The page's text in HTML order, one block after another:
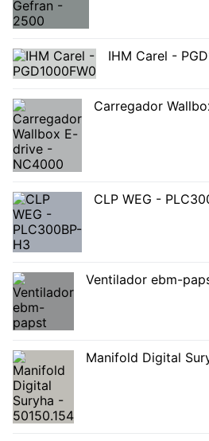
IHM Carel -
Carregador
CLP WEG -
Ventilador ebm-
Manifold Digital